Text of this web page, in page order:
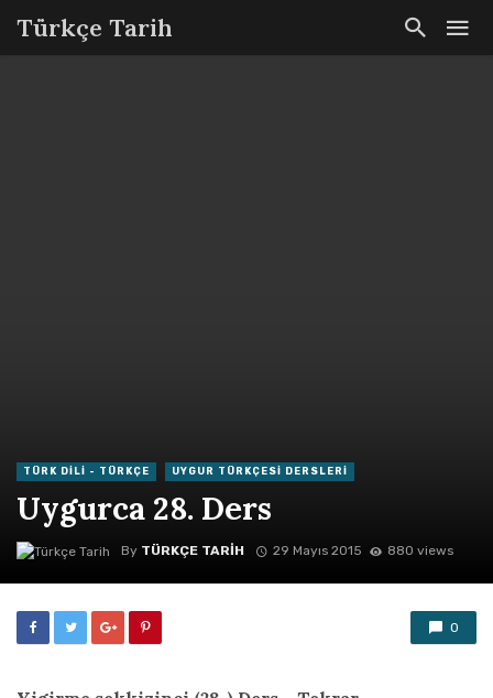
Türkçe Tarih
TÜRK DILI - TÜRKÇE UYGUR TÜRKÇESI DERSLERI
Uygurca 28. Ders
By TÜRKÇE TARIH 29 Mayıs 2015 880 views
0